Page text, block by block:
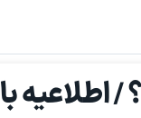
اطلاعیه